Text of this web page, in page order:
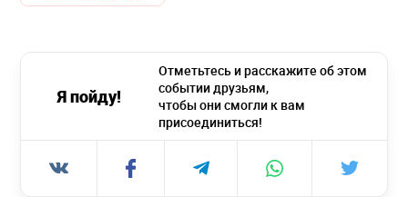
Я пойду!
Отметьтесь и расскажите об этом
событии друзьям,
чтобы они смогли к вам
присоединиться!